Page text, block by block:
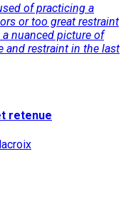
of practicing a
or too great restraint
nuanced picture of
and restraint in the last
retenue